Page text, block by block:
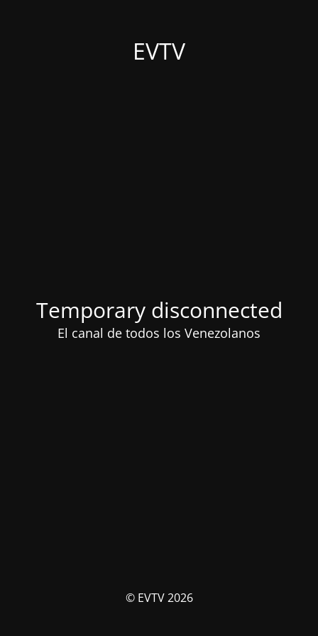
EVTV
Temporary disconnected
El canal de todos los Venezolanos
© EVTV 2026